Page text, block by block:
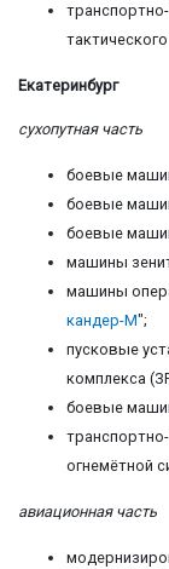
Екатеринбург
сухопутная часть
боевые
боевые
боевые
машины
машины
кандер-М";
пусковые
комплекса
боевые
огнемётной
авиационная часть